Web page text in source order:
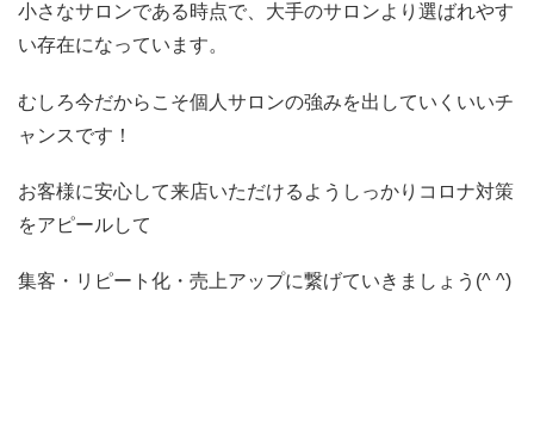
小さなサロンである時点で、大手のサロンより選ばれやす
い存在になっています。
むしろ今だからこそ個人サロンの強みを出していくいいチ
ャンスです！
お客様に安心して来店いただけるようしっかりコロナ対策
をアピールして
集客・リピート化・売上アップに繋げていきましょう(^ ^)